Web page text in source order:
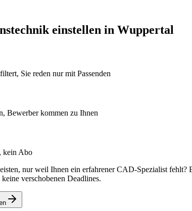
einstellen in Wuppertal
Sie reden nur mit Passenden
Bewerber kommen zu Ihnen
kein Abo
nur weil Ihnen ein erfahrener CAD-Spezialist
verschobenen Deadlines.